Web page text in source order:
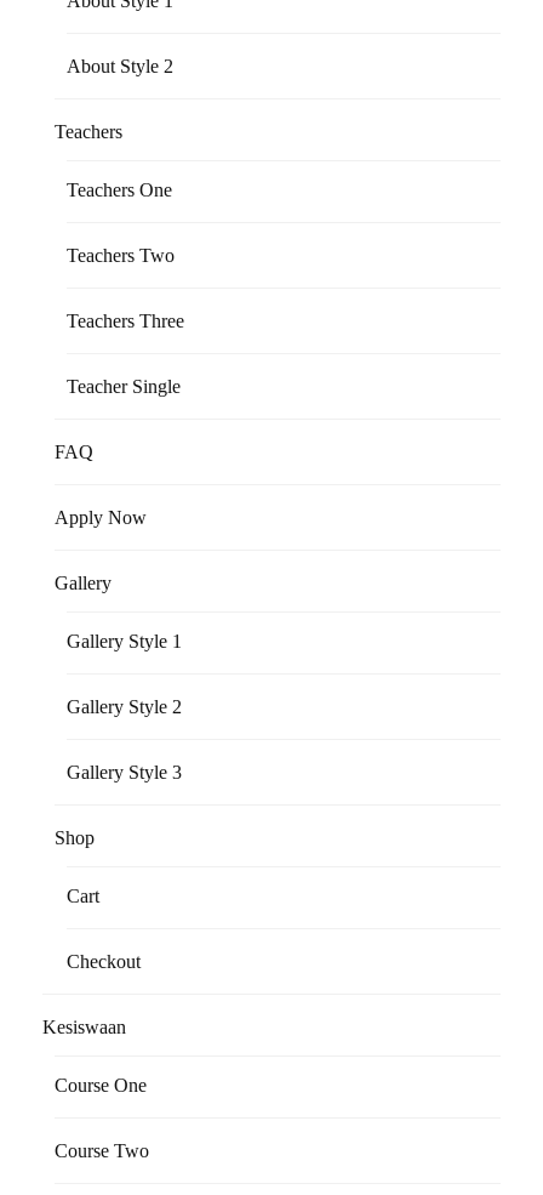
About Style 2
Teachers
Teachers One
Teachers Two
Teachers Three
Teacher Single
FAQ
Apply Now
Gallery
Gallery Style 1
Gallery Style 2
Gallery Style 3
Shop
Cart
Checkout
Kesiswaan
Course One
Course Two